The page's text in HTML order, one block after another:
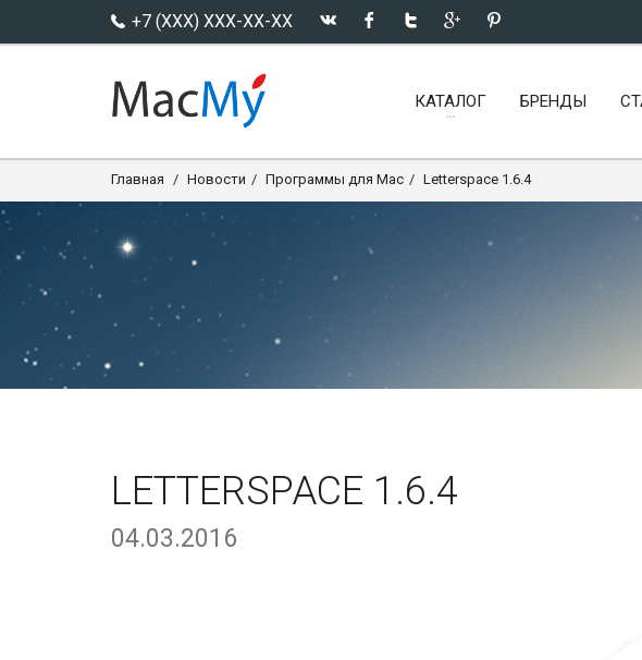
+7 (XXX) XXX-XX-XX
КАТАЛОГ БРЕНДЫ
Главная Новости Программы для Mac Letterspace 1.6.4
LETTERSPACE 1.6.4
04.03.2016